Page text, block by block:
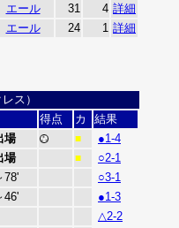
エール 31 4 詳細
エール 24 1 詳細
ス）
得点 カ
結果
場 ■
●1-4
場 ■
○2-1
78'
○3-1
46'
●1-3
△2-2